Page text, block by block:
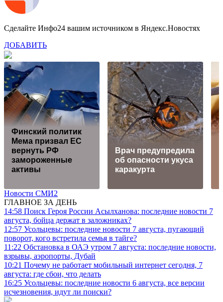
Сделайте Инфо24 вашим источником в Яндекс.Новостях
ДОБАВИТЬ
Финский политик
Мема призвал ЕС
вернуть РФ
замороженные
активы
Врач предупредила
об опасности укуса
каракурта
Новости СМИ2
ГЛАВНОЕ ЗА ДЕНЬ
14:58 Поиск Героя России Асылханова: последние новости 7
августа, бойца держат в заложниках?
12:57 Усольцевы: последние новости 7 августа, пугающий
поворот, кого встретила семья в тайге?
11:22 Обстановка в ОАЭ утром 7 августа: последние новости,
взрывы, аэропорты, Дубай
10:21 Почему не работает мобильный интернет сегодня, 7
августа: где сбои, что делать
16:25 Усольцевы: последние новости 6 августа, все версии
исчезновения, идут ли поиски?